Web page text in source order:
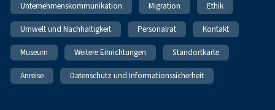
Unternehmenskommunikation Migration Ethik
Umwelt und Nachhaltigkeit Personalrat Kontakt
Museum Weitere Einrichtungen Standortkarte
Anreise Datenschutz und Informationssicherheit